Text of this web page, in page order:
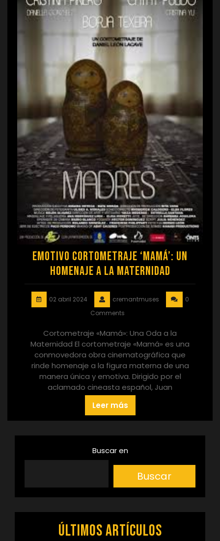
Emotivo Cortometraje ‘Mamá’: Un
Homenaje a la Maternidad
02 abril 2024 cremantmuses
0
Comments
Cortometraje «Mamá»: Una Oda a la
Maternidad El cortometraje «Mamá» es una
conmovedora obra cinematográfica que
rinde homenaje a la figura materna de una
manera única y emotiva. Dirigido por el
aclamado cineasta español, Juan
Leer más
Buscar en
Buscar
Últimos artículos